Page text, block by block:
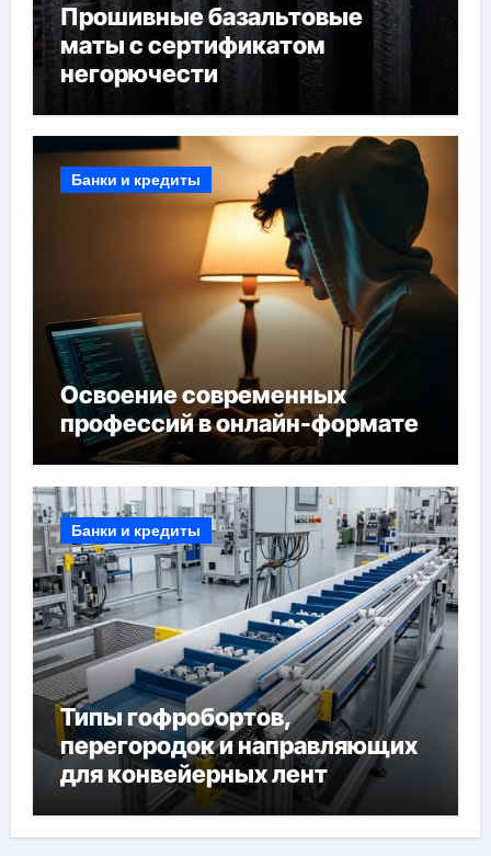
Прошивные базальтовые
маты с сертификатом
негорючести
Банки и кредиты
Освоение современных
профессий в онлайн-формате
Банки и кредиты
Типы гофробортов,
перегородок и направляющих
для конвейерных лент